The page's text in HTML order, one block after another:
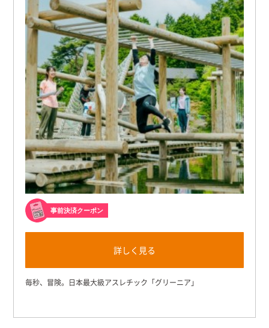
事前決済クーポン
詳しく見る
毎秒、冒険。日本最大級アスレチック「グリーニア」